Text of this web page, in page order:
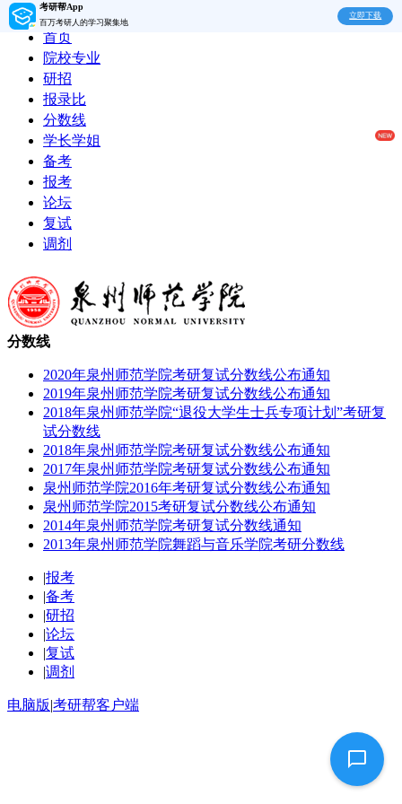
考研帮App
百万考研人的学习聚集地
立即下载
首页
院校专业
研招
报录比
分数线
学长学姐
备考
报考
论坛
复试
调剂
分数线
2020年泉州师范学院考研复试分数线公布通知
2019年泉州师范学院考研复试分数线公布通知
2018年泉州师范学院“退役大学生士兵专项计划”考研复
试分数线
2018年泉州师范学院考研复试分数线公布通知
2017年泉州师范学院考研复试分数线公布通知
泉州师范学院2016年考研复试分数线公布通知
泉州师范学院2015考研复试分数线公布通知
2014年泉州师范学院考研复试分数线通知
2013年泉州师范学院舞蹈与音乐学院考研分数线
|报考
|备考
|研招
|论坛
|复试
|调剂
电脑版|考研帮客户端